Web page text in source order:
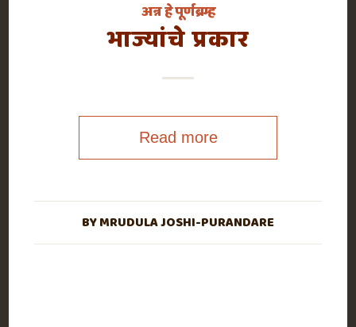
अन्न हे पूर्णब्रम्ह
भाज्यांचे प्रकार
Read more
BYMRUDULA JOSHI-PURANDARE